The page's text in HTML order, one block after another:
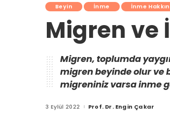
Beyin İnme İnme
Migren ve
Migren, toplumda
migren beyinde olur ve
migreniniz varsa inme
3 Eylül 2022 Posted
Prof. Dr. Engin Çakar